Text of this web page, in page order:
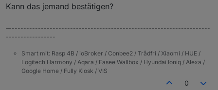
Kann das jemand bestätigen?
–---------------------------------------------------------------------
-----------------
Smart mit: Rasp 4B / ioBroker / Conbee2 / Trådfri / Xiaomi / HUE /
Logitech Harmony / Aqara / Easee Wallbox / Hyundai Ioniq / Alexa /
Google Home / Fully Kiosk / VIS
0